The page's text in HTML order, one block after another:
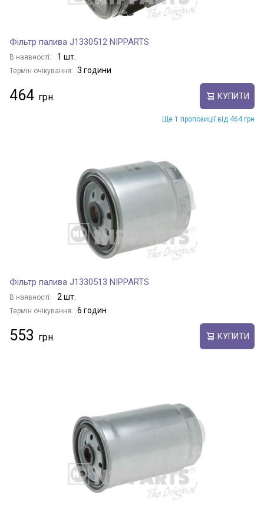
Фільтр палива J1330512 NIPPARTS
В наявності: 1 шт.
Термін очікування: 3 години
464 КУПИТИ
Ще 1 пропозиції від 464 грн
Фільтр палива J1330513 NIPPARTS
В наявності: 2 шт.
Термін очікування: 6 годин
553 КУПИТИ